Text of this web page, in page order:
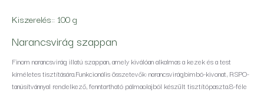
Kiszerelés:: 100 g
Narancsvirág szappan
Finom narancsvirág illatú szappan, amely kiválóan alkalmas a kezek és a test
kíméletes tisztítására.Funkcionális összetevők: narancsvirágbimbó-kivonat, RSPO-
tanúsítvánnyal rendelkező, fenntartható pálmaolajból készült tisztítópaszta.8-féle